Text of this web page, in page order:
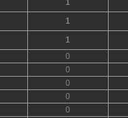
1
1
1
0
0
0
0
0